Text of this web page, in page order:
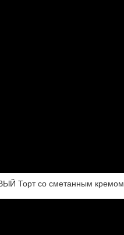
Торт со сметанным кремом